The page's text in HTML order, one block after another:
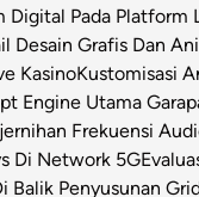
Digital Pada Platform
Desain Grafis Dan
KasinoKustomisasi
Engine Utama
Frekuensi
Di Network 5G
Balik Penyusunan